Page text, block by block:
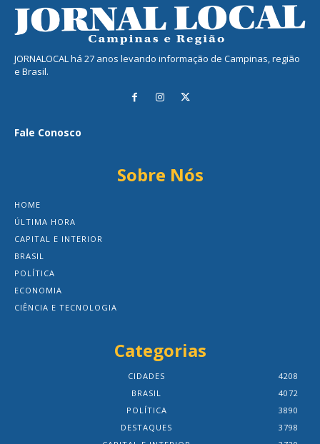
JORNALOCAL há 27 anos levando informação de Campinas, região
e Brasil.
Fale Conosco
Sobre Nós
HOME
ÚLTIMA HORA
CAPITAL E INTERIOR
BRASIL
POLÍTICA
ECONOMIA
CIÊNCIA E TECNOLOGIA
Categorias
CIDADES
4208
BRASIL
4072
POLÍTICA
3890
DESTAQUES
3798